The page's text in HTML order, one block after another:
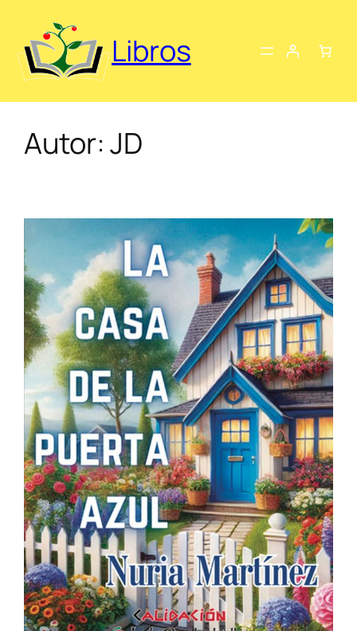
contenido
Libros
Autor:JD